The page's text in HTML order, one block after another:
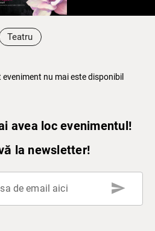
Teatru
eveniment nu mai este disponibil
avea loc evenimentul!
la newsletter!
de email aici send